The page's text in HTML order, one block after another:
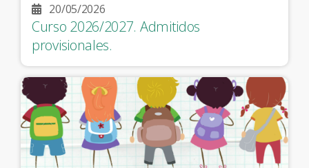
20/05/2026
Curso 2026/2027. Admitidos
provisionales.